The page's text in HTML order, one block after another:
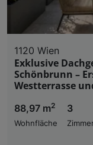
1120 Wien
Exklusive
Schönbrunn –
Westterrasse
88,97 m2
Wohnfläche
3